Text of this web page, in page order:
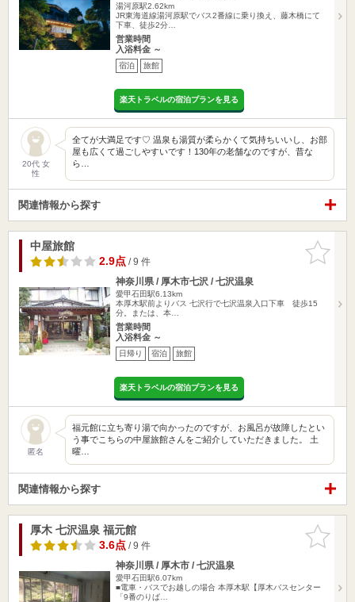
湯河原駅2.62km
JR東海道線湯河原駅でバス2番線に乗り換え、藤木橋にて
下車、徒歩2分…
営業時間
入浴料金 ～
宿泊 旅館
楽天トラベルの宿泊プランを見る
20代 女
性
全てが大満足です♡ 温泉も湯質が柔らかくて気持ちいいし、お部
屋も広くて過ごしやすいです！130年の老舗なのですが、昔な
ら…
関連情報から探す
お気に入
りに追加
中屋旅館
2.9点/ 9 件
神奈川県 / 厚木市七沢 / 七沢温泉
愛甲石田駅6.13km
本厚木駅前よりバス 七沢行で七沢温泉入口下車 徒歩15
分。または、本…
営業時間
入浴料金 ～
日帰り 宿泊 旅館
楽天トラベルの宿泊プランを見る
匿名
福元館に立ち寄り湯で向かったのですが、お風呂が故障したとい
う事でこちらの中屋旅館さんをご紹介していただきました。 土
曜…
関連情報から探す
お気に入
りに追加
厚木 七沢温泉 福元館
3.6点/ 9 件
神奈川県 / 厚木市 / 七沢温泉
愛甲石田駅6.07km
■電車・バスでお越しの場合 本厚木駅【厚木バスセンター
「9番のりば…